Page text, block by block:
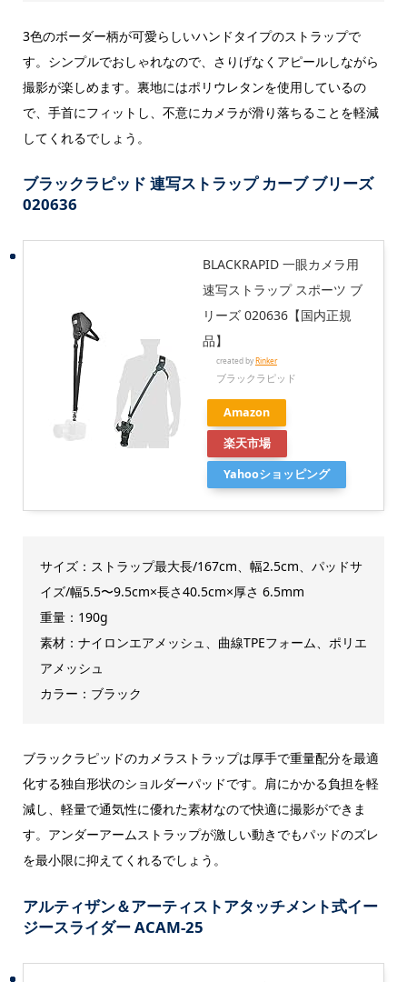
3色のボーダー柄が可愛らしいハンドタイプのストラップで
す。シンプルでおしゃれなので、さりげなくアピールしながら
撮影が楽しめます。裏地にはポリウレタンを使用しているの
で、手首にフィットし、不意にカメラが滑り落ちることを軽減
してくれるでしょう。
ブラックラピッド 連写ストラップ カーブ ブリーズ
020636
BLACKRAPID 一眼カメラ用
速写ストラップ スポーツ ブ
リーズ 020636【国内正規
品】
created byRinker
ブラックラピッド
Amazon
楽天市場
Yahooショッピング
サイズ：ストラップ最大長/167cm、幅2.5cm、パッドサ
イズ/幅5.5〜9.5cm×長さ40.5cm×厚さ 6.5mm
重量：190g
素材：ナイロンエアメッシュ、曲線TPEフォーム、ポリエ
アメッシュ
カラー：ブラック
ブラックラピッドのカメラストラップは厚手で重量配分を最適
化する独自形状のショルダーパッドです。肩にかかる負担を軽
減し、軽量で通気性に優れた素材なので快適に撮影ができま
す。アンダーアームストラップが激しい動きでもパッドのズレ
を最小限に抑えてくれるでしょう。
アルティザン＆アーティストアタッチメント式イー
ジースライダー ACAM-25